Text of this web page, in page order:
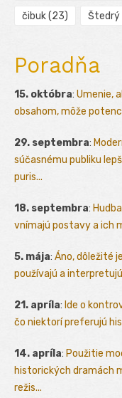
čibuk(23) Štedrý
Poradňa
15. októbra: Umenie,
obsahom, môže
29. septembra:
súčasnému publiku
puris...
18. septembra:
vnímajú postavy a ich
5. mája: Áno, dôležité
používajú a
21. apríla: Ide o
čo niektorí preferujú
14. apríla: Použitie
historických dramách
režis...